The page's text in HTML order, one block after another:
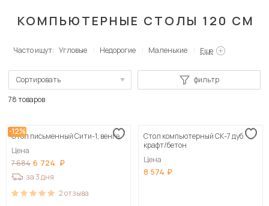
КОМПЬЮТЕРНЫЕ СТОЛЫ 120 СМ
Часто ищут: Угловые Недорогие Маленькие Еще
Сортировать
Сначала дорогие
фильтр
78 товаров
-12%
Стол письменный Сити-1, венге
Цена
7 684 6 724
за 3 дня
2отзыва
Стол компьютерный СК-7 дуб
крафт/бетон
Цена
8 574